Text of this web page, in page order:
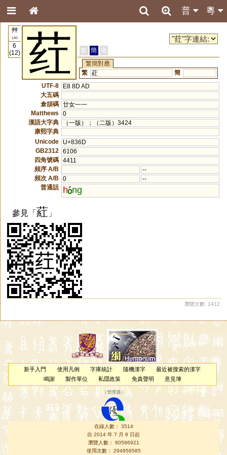
粵
普
艸
140
6
(12)
荭 繁 簡
港
繁簡對應
繁 葒
簡
UTF-8
E8 8D AD
大五碼
倉頡碼 廿女一一
Matthews
0
漢語大字典
（一版）；（二版）3424
康熙字典
Unicode
U+836D
GB2312
6106
四角號碼 4411
頻序 A/B
--
頻次 A/B
0
--
普通話
h ng
參見「葒 」
瀏覽次數: 1412
新手入門 使用凡例 字庫統計 隨機漢字
最近被搜索的漢字
鳴謝
製作單位 私隱政策 免責聲明 意見簿
（管理員 ）
在線人數： 3514
自 2014 年 7 月 8 日起
瀏覽人數： 80596921
使用次數： 294956585